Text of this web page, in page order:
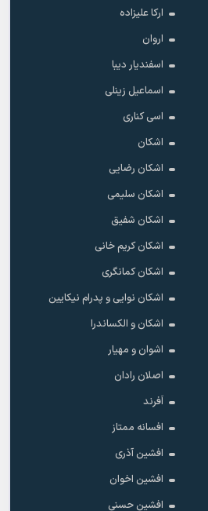
ارکا علیزاده
اروان
اسفندیار دیبا
اسماعیل زینلی
اسی کناری
اشکان
اشکان رضایی
اشکان سلیمی
اشکان شفیق
اشکان کریم خانی
اشکان کمانگری
اشکان نوایی و پدرام نیکایین
اشکان و الکساندرا
اشوان و مهیار
اصلان رادان
اَفرند
افسانه ممتاز
افشین آذری
افشین اخوان
افشین حسنی